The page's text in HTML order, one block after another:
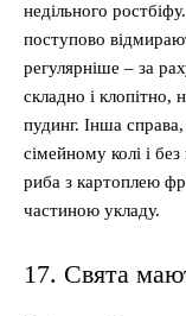
недільного
поступово
регулярніше – за
складно і клопітно,
пудинг. Інша
сімейному колі і
риба з картоплею
частиною укладу.
17. Свята